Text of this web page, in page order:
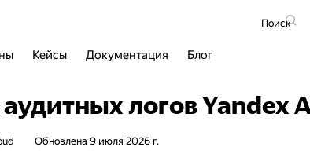
Поиск
Кейсы Документация Блог
логов Yandex
Обновлена 9 июля 2026 г.